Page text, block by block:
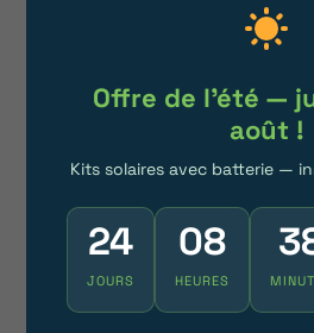
réduire tout problème
le nettoyage et la
des panneaux
un expert reste le choix
Passer au
Offre de l'été —
août !
Kits solaires avec batterie —
24
JOURS
08
HEURES